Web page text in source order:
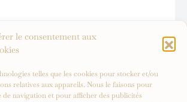
le consentement aux
telles que les cookies pour stocker et/ou
relatives aux appareils. Nous le faisons pour
de navigation et pour afficher des publicités